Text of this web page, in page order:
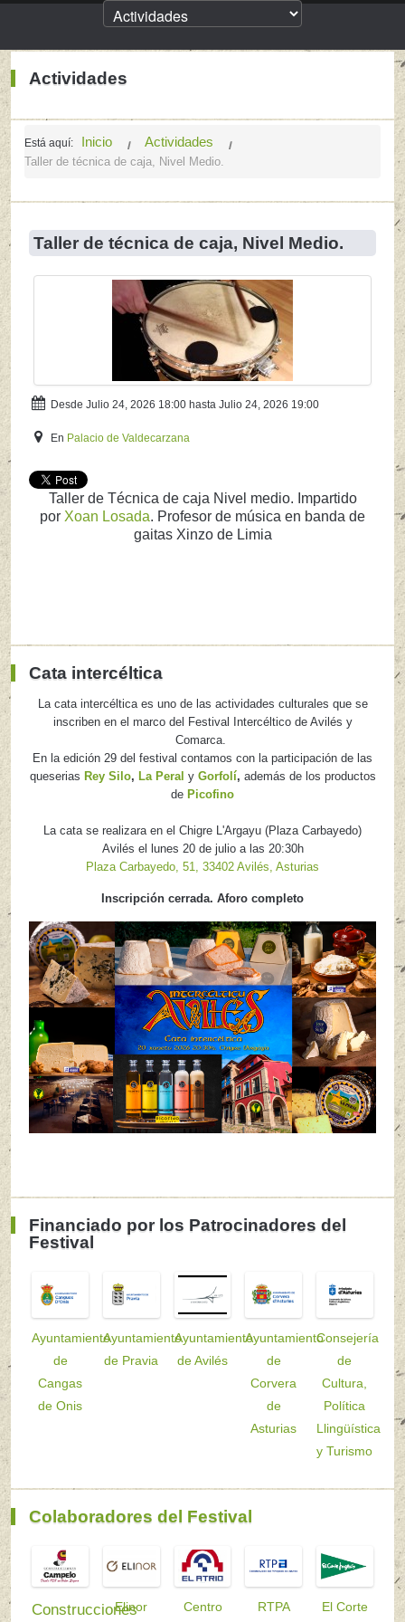
Actividades
Está aquí: Inicio Actividades
Taller de técnica de caja, Nivel Medio.
Taller de técnica de caja, Nivel Medio.
Desde Julio 24, 2026 18:00 hasta Julio 24, 2026 19:00
En Palacio de Valdecarzana
Taller de Técnica de caja Nivel medio. Impartido
por Xoan Losada. Profesor de música en banda de
gaitas Xinzo de Limia
Cata intercéltica
La cata intercéltica es uno de las actividades culturales que se
inscriben en el marco del Festival Intercéltico de Avilés y
Comarca.
En la edición 29 del festival contamos con la participación de las
queserias Rey Silo, La Peral y Gorfolí, además de los productos
de Picofino
La cata se realizara en el Chigre L'Argayu (Plaza Carbayedo)
Avilés el lunes 20 de julio a las 20:30h
Plaza Carbayedo, 51, 33402 Avilés, Asturias
Inscripción cerrada. Aforo completo
Financiado por los Patrocinadores del
Festival
Ayuntamiento
de
Cangas
de Onis
Ayuntamiento
de Pravia
Ayuntamiento
de Avilés
Ayuntamiento
de
Corvera
de
Asturias
Consejería
de
Cultura,
Política
Llingüística
y Turismo
Colaboradores del Festival
Construcciones
Elinor
Centro
RTPA
El Corte